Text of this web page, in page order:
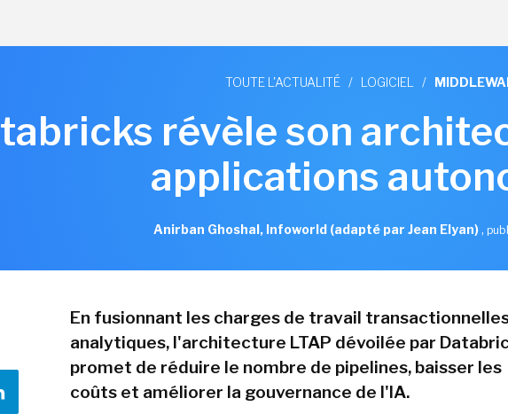
TOUTE L'ACTUALITÉ / LOGICIEL /
révèle son
applications
Anirban Ghoshal, Infoworld (adapté par Jean Elyan),
En fusionnant les charges de travail
analytiques, l'architecture LTAP dévoilée par
promet de réduire le nombre de pipelines, baisser les
coûts et améliorer la gouvernance de l'IA.